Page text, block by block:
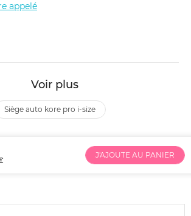
appelé
Voir plus
siège auto kore pro i-size
J'AJOUTE AU PANIER